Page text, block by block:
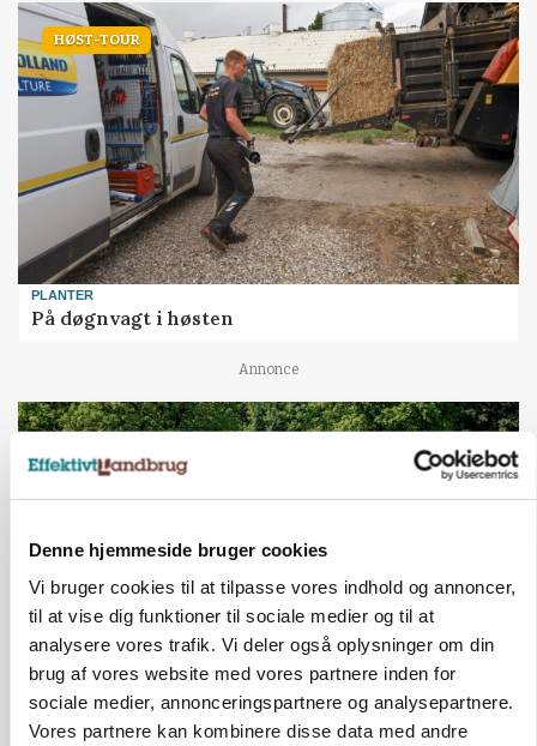
Denne hjemmeside bruger cookies
Vi bruger cookies til at tilpasse vores indhold og annoncer,
til at vise dig funktioner til sociale medier og til at
analysere vores trafik. Vi deler også oplysninger om din
brug af vores website med vores partnere inden for
sociale medier, annonceringspartnere og analysepartnere.
Vores partnere kan kombinere disse data med andre
HØST-TOUR
PLANTER
På døgnvagt i høsten
Annonce
MASKINER
Forserie til selvkørende skårlægger afprøves i år